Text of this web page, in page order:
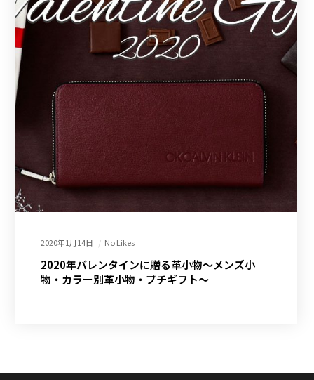
2020年1月14日 No Likes
2020年バレンタインに贈る革小物～メンズ小
物・カラー別革小物・プチギフト～